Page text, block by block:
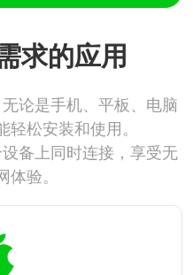
求的应用
论是手机、平板、电脑
松安装和使用。
备上同时连接，享受无
验。